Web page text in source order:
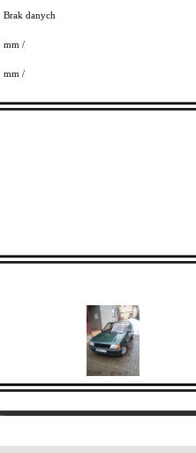
Brak danych
mm /
mm /